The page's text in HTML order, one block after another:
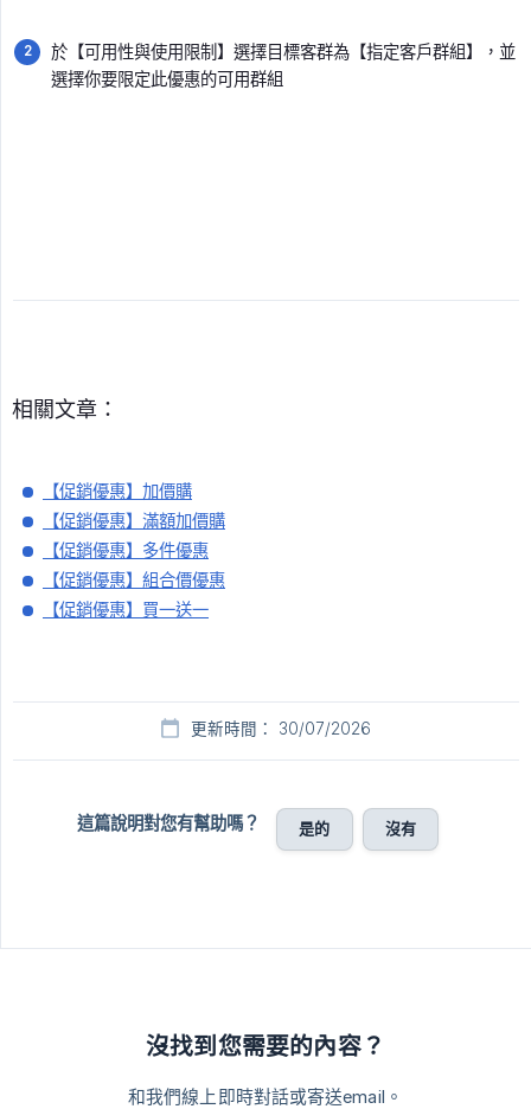
於【可用性與使用限制】選擇目標客群為【指定客戶群組】，並
選擇你要限定此優惠的可用群組
相關文章：
【促銷優惠】加價購
【促銷優惠】滿額加價購
【促銷優惠】多件優惠
【促銷優惠】組合價優惠
【促銷優惠】買一送一
更新時間： 30/07/2026
這篇說明對您有幫助嗎？ 是的 沒有
沒找到您需要的內容？
和我們線上即時對話或寄送email。